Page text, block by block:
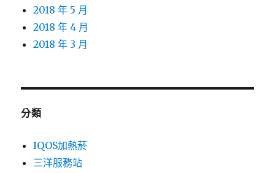
2018 年 5 月
2018 年 4 月
2018 年 3 月
分類
IQOS加熱菸
三洋服務站